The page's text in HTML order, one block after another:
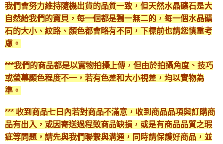
我們會努力維持隨機出貨的品質一致，但天然水晶礦石是大
自然給我們的寶貝，每一個都是獨一無二的，每一個水晶礦
石的大小、紋路、顏色都會略有不同，下標前也請您慎重考
慮。
***我們的商品都是以實物拍攝上傳，但由於拍攝角度、技巧
或螢幕顯色程度不一，若有色差和大小視差，均以實物為
準。
*** 收到商品七日內若對商品不滿意，收到商品品項與訂購商
品有出入，或因寄送過程致商品缺損，或是有商品品質之瑕
疵等問題，請先與我們聯繫與溝通，同時請保護好商品，並